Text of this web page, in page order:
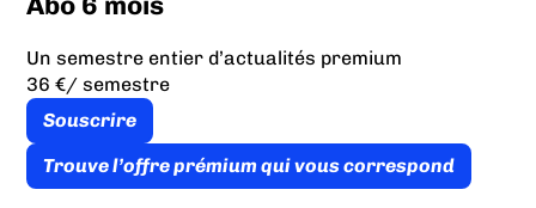
Un semestre entier d’actualités premium
36 €/ semestre
Souscrire
Trouve l’offre prémium qui vous correspond